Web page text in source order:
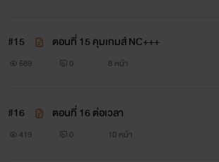
#15 ตอนที่ 15 คุมเกมส์ NC+++
589 0 8 หน้า
#16 ตอนที่ 16 ต่อเวลา
419 0 10 หน้า